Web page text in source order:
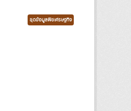
ชุดข้อมูลพืชเศรษฐกิจ